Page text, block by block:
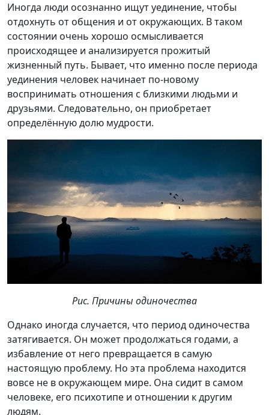
Иногда люди осознанно ищут уединение, чтобы
отдохнуть от общения и от окружающих. В таком
состоянии очень хорошо осмысливается
происходящее и анализируется прожитый
жизненный путь. Бывает, что именно после периода
уединения человек начинает по-новому
воспринимать отношения с близкими людьми и
друзьями. Следовательно, он приобретает
определённую долю мудрости.
Рис. Причины одиночества
Однако иногда случается, что период одиночества
затягивается. Он может продолжаться годами, а
избавление от него превращается в самую
настоящую проблему. Но эта проблема находится
вовсе не в окружающем мире. Она сидит в самом
человеке, его психотипе и отношении к другим
людям.